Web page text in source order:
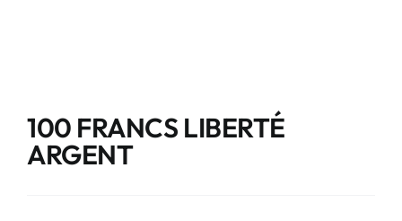
100 FRANCS LIBERTÉ
ARGENT